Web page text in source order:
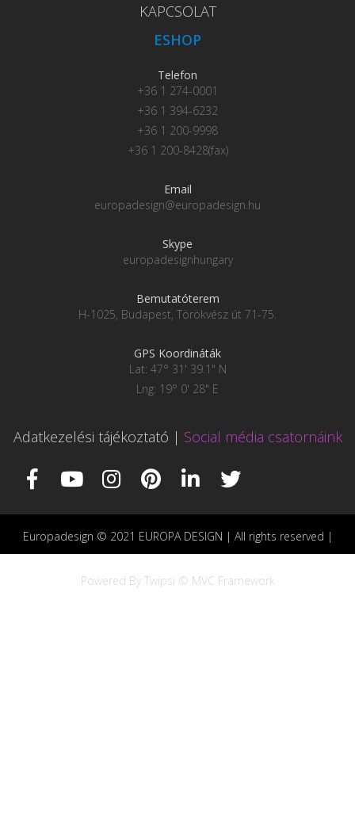
KAPCSOLAT
ESHOP
Telefon
+36 1 274-0001
+36 1 394-6232
+36 1 200-9998
+36 1 200-8428(fax)
Email
europadesign@europadesign.hu
Skype
europadesignhungary
Bemutatóterem
H-1025, Budapest, Törökvész út 71-75.
GPS Koordináták
Lat: 47° 31' 39.1" N
Lng: 19° 0' 28" E
Adatkezelési tájékoztató | Social média csatornáink
Europadesign © 2021 EUROPA DESIGN | All rights reserved |
Powered By Twipsi © MVC Framework